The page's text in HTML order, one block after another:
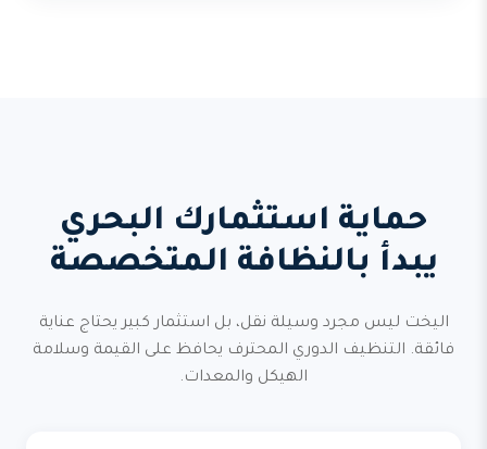
حماية استثمارك البحري
يبدأ بالنظافة المتخصصة
اليخت ليس مجرد وسيلة نقل، بل استثمار كبير يحتاج عناية
فائقة. التنظيف الدوري المحترف يحافظ على القيمة وسلامة
الهيكل والمعدات.